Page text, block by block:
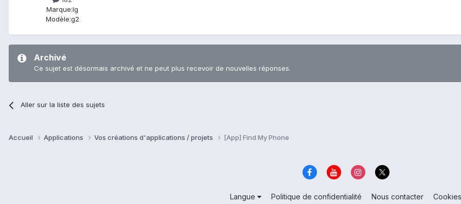
Marque:lg
Modèle:g2
Archivé
Ce sujet est désormais archivé et ne peut plus recevoir de nouvelles réponses.
Aller sur la liste des sujets
Accueil Applications Vos créations d'applications / projets [App] Find My Phone
Langue Politique de confidentialité Nous contacter Cookies